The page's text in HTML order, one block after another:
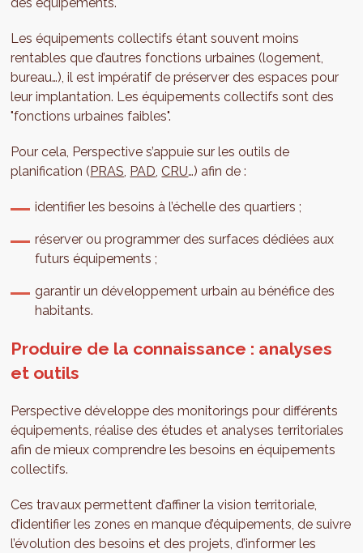
des équipements.
Les équipements collectifs étant souvent moins
rentables que d’autres fonctions urbaines (logement,
bureau…), il est impératif de préserver des espaces pour
leur implantation. Les équipements collectifs sont des
"fonctions urbaines faibles".
Pour cela, Perspective s’appuie sur les outils de
planification ( PRAS, PAD,CRU…) afin de :
identifier les besoins à l’échelle des quartiers ;
réserver ou programmer des surfaces dédiées aux
futurs équipements ;
garantir un développement urbain au bénéfice des
habitants.
Produire de la connaissance : analyses
et outils
Perspective développe des monitorings pour différents
équipements, réalise des études et analyses territoriales
afin de mieux comprendre les besoins en équipements
collectifs.
Ces travaux permettent d’affiner la vision territoriale,
d’identifier les zones en manque d’équipements, de suivre
l’évolution des besoins et des projets, d’informer les